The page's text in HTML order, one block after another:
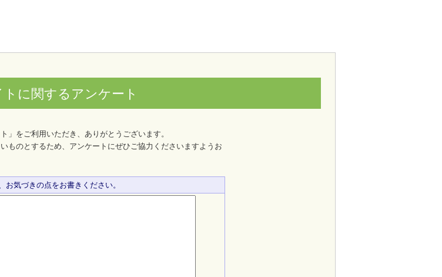
トに関するアンケート
」をご利用いただき、ありがとうございます。
ものとするため、アンケートにぜひご協力くださいますようお
気づきの点をお書きください。